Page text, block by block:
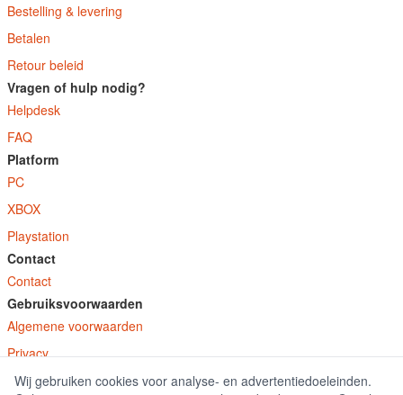
Bestelling & levering
Betalen
Retour beleid
Vragen of hulp nodig?
Helpdesk
FAQ
Platform
PC
XBOX
Playstation
Contact
Contact
Gebruiksvoorwaarden
Algemene voorwaarden
Privacy
© E-Keys B.V. 2026
Wij gebruiken cookies voor analyse- en advertentiedoeleinden.